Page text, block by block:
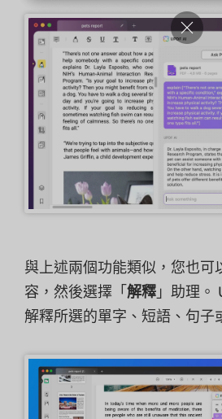
與上述兩個功能類似，您也可
容，然後選擇「 解釋 」助理。
解釋所選的單字、短語、句子